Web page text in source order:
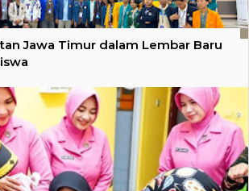
Jawa Timur dalam Lembar Baru